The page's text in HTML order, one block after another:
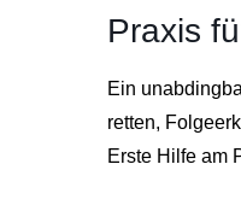
Praxis
Ein
retten,
Erste Hilfe am